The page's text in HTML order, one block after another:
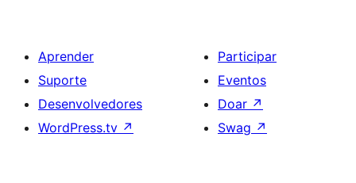
Aprender
Suporte
Desenvolvedores
WordPress.tv ↗
Participar
Eventos
Doar ↗
Swag ↗